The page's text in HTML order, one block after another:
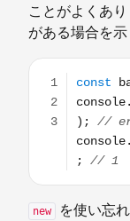
ことがよくあ
がある場合を示
const
new を使い忘れ